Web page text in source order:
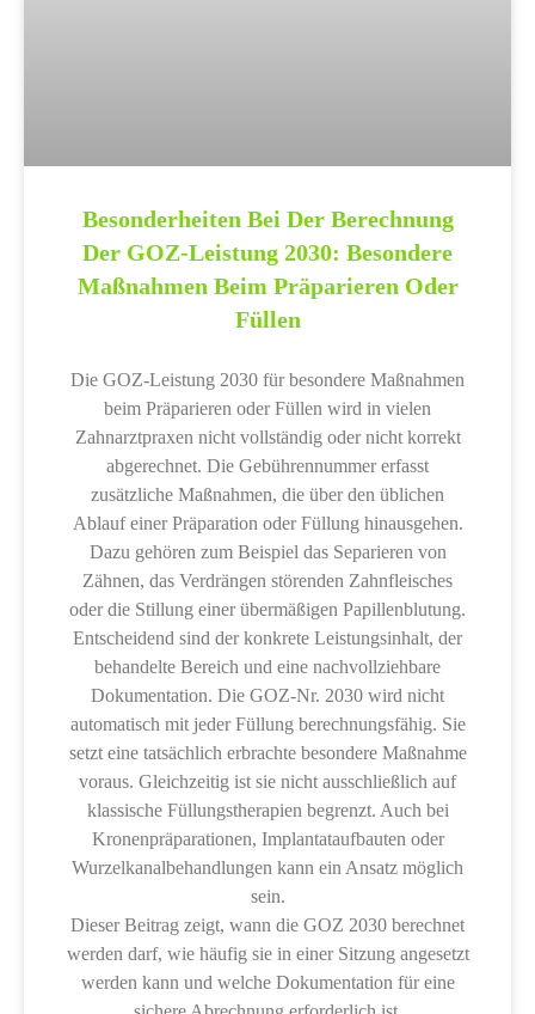
Besonderheiten Bei Der Berechnung
Der GOZ-Leistung 2030: Besondere
Maßnahmen Beim Präparieren Oder
Füllen
Die GOZ-Leistung 2030 für besondere Maßnahmen
beim Präparieren oder Füllen wird in vielen
Zahnarztpraxen nicht vollständig oder nicht korrekt
abgerechnet. Die Gebührennummer erfasst
zusätzliche Maßnahmen, die über den üblichen
Ablauf einer Präparation oder Füllung hinausgehen.
Dazu gehören zum Beispiel das Separieren von
Zähnen, das Verdrängen störenden Zahnfleisches
oder die Stillung einer übermäßigen Papillenblutung.
Entscheidend sind der konkrete Leistungsinhalt, der
behandelte Bereich und eine nachvollziehbare
Dokumentation. Die GOZ-Nr. 2030 wird nicht
automatisch mit jeder Füllung berechnungsfähig. Sie
setzt eine tatsächlich erbrachte besondere Maßnahme
voraus. Gleichzeitig ist sie nicht ausschließlich auf
klassische Füllungstherapien begrenzt. Auch bei
Kronenpräparationen, Implantataufbauten oder
Wurzelkanalbehandlungen kann ein Ansatz möglich
sein.
Dieser Beitrag zeigt, wann die GOZ 2030 berechnet
werden darf, wie häufig sie in einer Sitzung angesetzt
werden kann und welche Dokumentation für eine